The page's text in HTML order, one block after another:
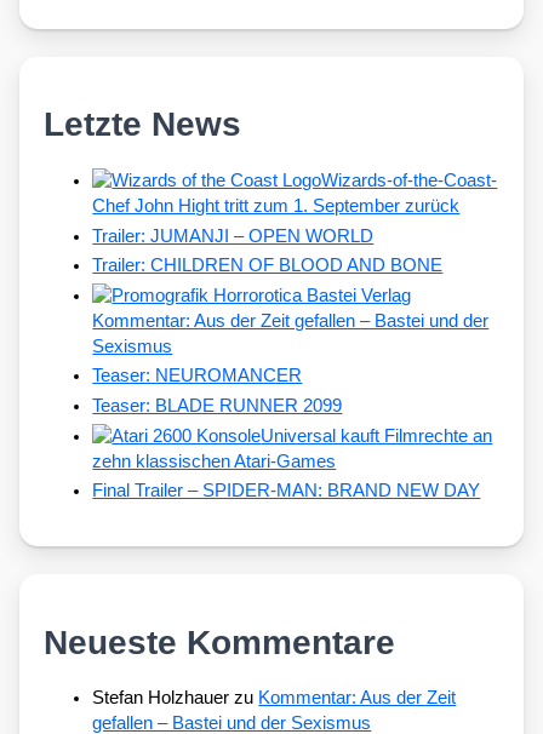
Letzte News
Wizards-of-the-Coast-
Chef John Hight tritt zum 1. September zurück
Trailer: JUMANJI – OPEN WORLD
Trailer: CHILDREN OF BLOOD AND BONE
Kommentar: Aus der Zeit gefallen – Bastei und der
Sexismus
Teaser: NEUROMANCER
Teaser: BLADE RUNNER 2099
Universal kauft Filmrechte an
zehn klassischen Atari-Games
Final Trailer – SPIDER-MAN: BRAND NEW DAY
Neueste Kommentare
Stefan Holzhauer zu Kommentar: Aus der Zeit
gefallen – Bastei und der Sexismus